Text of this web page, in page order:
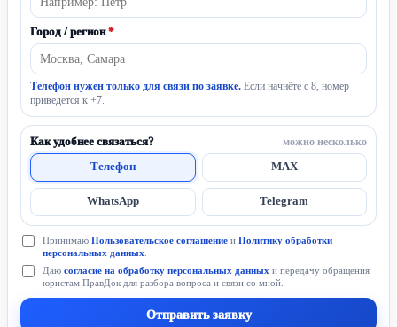
Город / регион*
Телефон нужен только для связи по заявке. Если начнёте с 8, номер
приведётся к +7.
Как удобнее связаться? можно несколько
Телефон MAX
WhatsApp Telegram
Принимаю Пользовательское соглашение и Политику обработки
персональных данных
Даю согласие на обработку персональных данных и передачу обращения
юристам ПравДок для разбора вопроса и связи со мной.
Отправить заявку